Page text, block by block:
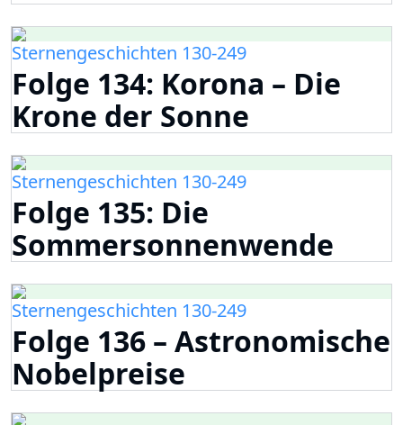
Sternengeschichten 130-249
Folge 134: Korona – Die
Krone der Sonne
Sternengeschichten 130-249
Folge 135: Die
Sommersonnenwende
Sternengeschichten 130-249
Folge 136 – Astronomische
Nobelpreise